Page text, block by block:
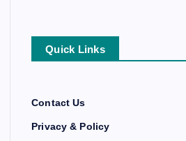
Quick Links
Contact Us
Privacy & Policy